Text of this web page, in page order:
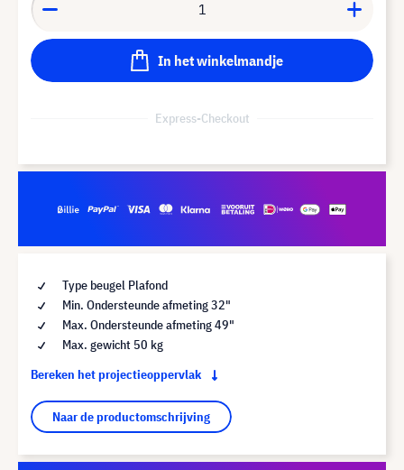
In het winkelmandje
Express-Checkout
Type beugel Plafond
Min. Ondersteunde afmeting 32"
Max. Ondersteunde afmeting 49"
Max. gewicht 50 kg
Bereken het projectieoppervlak
Naar de productomschrijving